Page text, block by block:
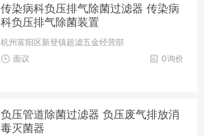
传染病科负压排气除菌过滤器 传染病
科负压排气除菌装置
杭州富阳区新登镇超滤五金经营部
0询价
面议
负压管道除菌过滤器 负压废气排放消
毒灭菌器